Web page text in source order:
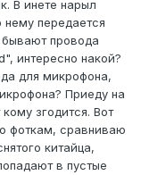
В инете нарыл
передается
провода
интересно накой?
для микрофона,
Приеду на
згодится. Вот
фоткам, сравниваю
китайца,
в пустые